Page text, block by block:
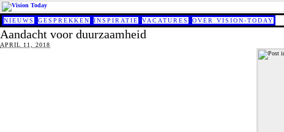
NIEUWS GESPREKKEN INSPIRATIE VACATURES OVER VISION-TODAY
Aandacht voor duurzaamheid
APRIL 11, 2018